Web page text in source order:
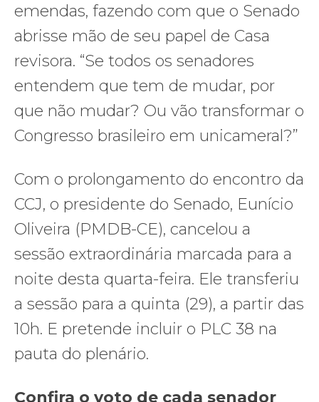
emendas, fazendo com que o Senado
abrisse mão de seu papel de Casa
revisora. “Se todos os senadores
entendem que tem de mudar, por
que não mudar? Ou vão transformar o
Congresso brasileiro em unicameral?”
Com o prolongamento do encontro da
CCJ, o presidente do Senado, Eunício
Oliveira (PMDB-CE), cancelou a
sessão extraordinária marcada para a
noite desta quarta-feira. Ele transferiu
a sessão para a quinta (29), a partir das
10h. E pretende incluir o PLC 38 na
pauta do plenário.
Confira o voto de cada senador